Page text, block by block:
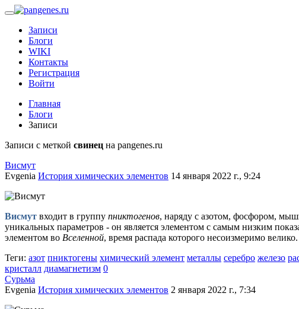
Записи
Блоги
WIKI
Контакты
Регистрация
Войти
Главная
Блоги
Записи
Записи с меткой свинец на pangenes.ru
Висмут
Evgenia История химических элементов 14 января 2022 г., 9:24
Висмут входит в группу пниктогенов, наряду с азотом, фосфором,
уникальных параметров - он является элементом с самым низким
элементом во Вселенной, время распада которого несоизмеримо велико.
Теги: азот пниктогены химический элемент металлы серебро железо
кристалл диамагнетизм 0
Сурьма
Evgenia История химических элементов 2 января 2022 г., 7:34